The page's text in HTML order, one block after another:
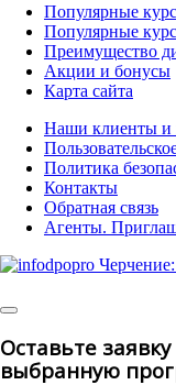
Популярные
Популярные
Преимущество
Акции и бонусы
Карта сайта
Наши клиенты и
Политика
Контакты
Обратная связь
Агенты.
Оставьте
выбранную